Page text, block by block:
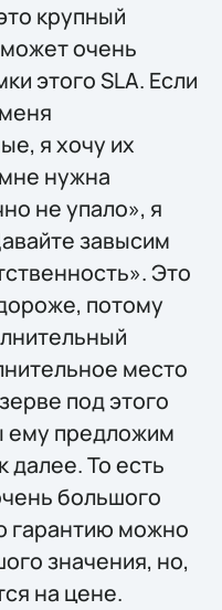
крупный
очень
этого SLA. Если
я хочу их
нужна
не упало», я
завысим
Это
потому
место
под этого
ему предложим
далее. То есть
большого
гарантию можно
значения, но,
на цене.